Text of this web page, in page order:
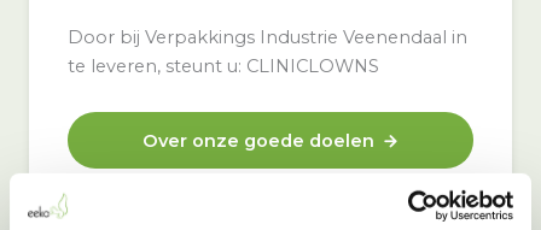
Door bij Verpakkings Industrie Veenendaal in
te leveren, steunt u: CLINICLOWNS
Over onze goede doelen